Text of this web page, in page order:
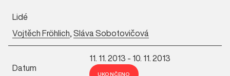
Lidé
Vojtěch Fröhlich,Sláva Sobotovičová
Datum
11. 11. 2013 - 10. 11. 2013
UKONČENO